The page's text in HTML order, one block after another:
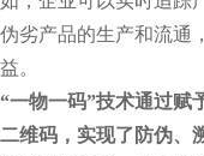
伪劣产品的生产和流通
益。
“一物一码”技术通过赋
二维码，实现了防伪、